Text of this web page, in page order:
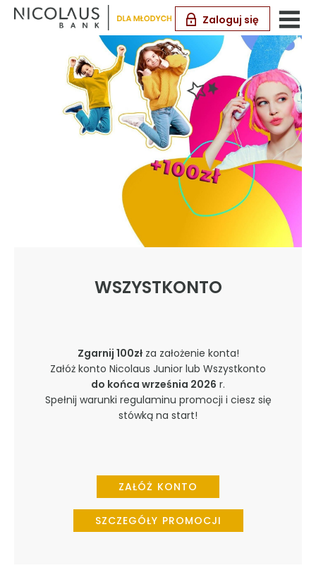
Zaloguj się
WSZYSTKONTO
Zgarnij 100złza założenie konta!
Załóż konto Nicolaus Junior lub Wszystkonto
do końca września 2026 r.
Spełnij warunki regulaminu promocji i ciesz się
stówką na start!
ZAŁÓŻ KONTO
SZCZEGÓŁY PROMOCJI